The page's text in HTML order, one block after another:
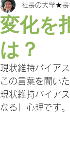
ント 営業
変化を
は？
社長の大学★長
現状維持バイア
この言葉を聞い
現状維持バイア
なる」心理です。